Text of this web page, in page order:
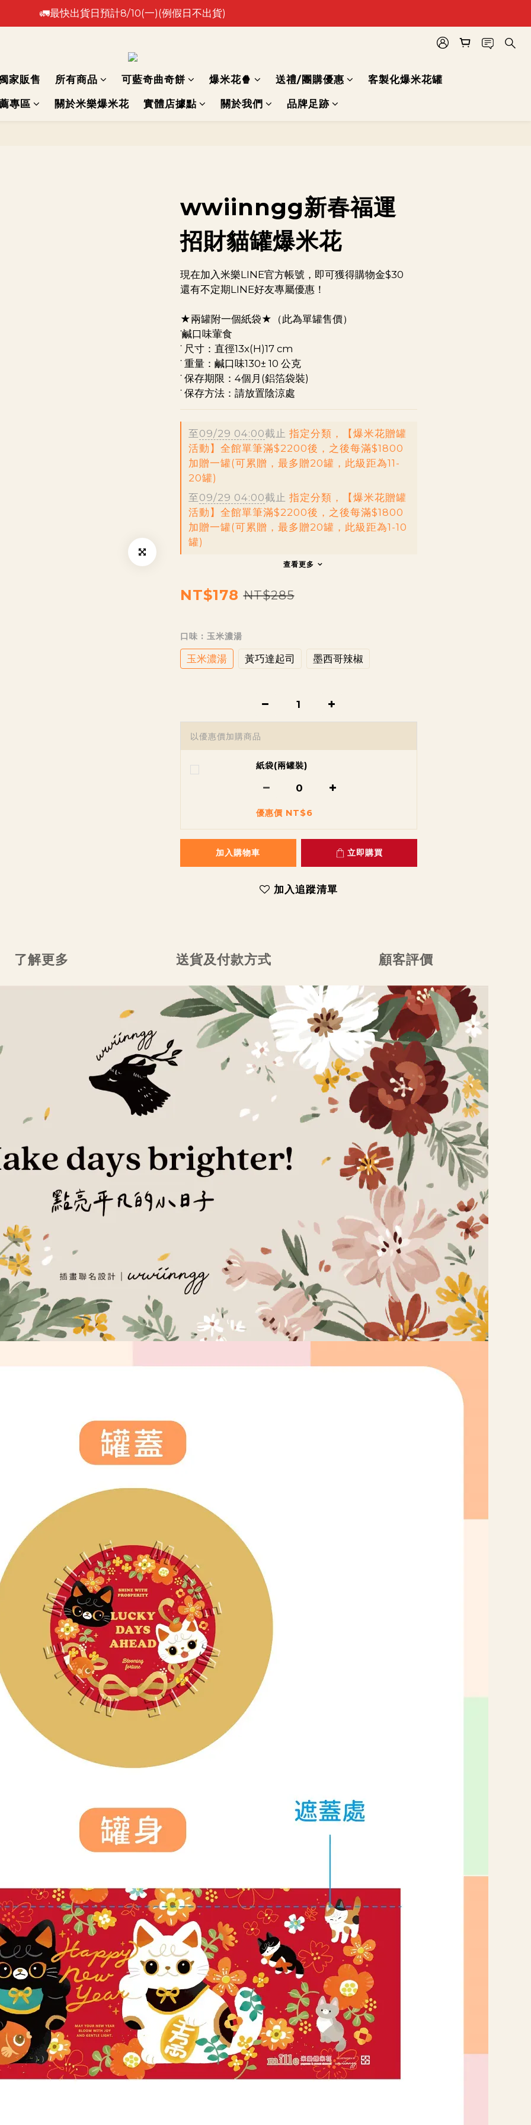
🚛最快出貨日預計8/10(一)(例假日不出貨)
🚛最快出貨日預計8/10(一)(例假日不出貨)
家販售
所有商品 可藍奇曲奇餅 爆米花🍿 送禮/團購優惠 客製化爆米花罐
專區 關於米樂爆米花 實體店據點 關於我們 品牌足跡
wwiinngg新春福運
招財貓罐爆米花
現在加入米樂LINE官方帳號，即可獲得購物金$30
還有不定期LINE好友專屬優惠！
★兩罐附一個紙袋★（此為單罐售價）
˙鹹口味葷食
˙ 尺寸：直徑13x(H)17 cm
˙ 重量：鹹口味130± 10 公克
˙ 保存期限：4個月(鋁箔袋裝)
˙ 保存方法：請放置陰涼處
至09/29 04:00截止 指定分類，【爆米花贈罐
活動】全館單筆滿$2200後，之後每滿$1800
加贈一罐(可累贈，最多贈20罐，此級距為11-
20罐)
至09/29 04:00截止 指定分類，【爆米花贈罐
活動】全館單筆滿$2200後，之後每滿$1800
加贈一罐(可累贈，最多贈20罐，此級距為1-10
罐)
查看更多
NT$178 NT$285
口味 : 玉米濃湯
玉米濃湯 黃巧達起司 墨西哥辣椒
以優惠價加購商品
紙袋(兩罐裝)
優惠價 NT$6
加入購物車 立即購買
加入追蹤清單
了解更多 送貨及付款方式 顧客評價